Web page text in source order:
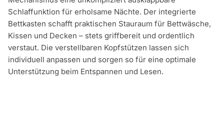
Schlaffunktion für erholsame Nächte. Der integrierte
Bettkasten schafft praktischen Stauraum für Bettwäsche,
Kissen und Decken – stets griffbereit und ordentlich
verstaut. Die verstellbaren Kopfstützen lassen sich
individuell anpassen und sorgen so für eine optimale
Unterstützung beim Entspannen und Lesen.